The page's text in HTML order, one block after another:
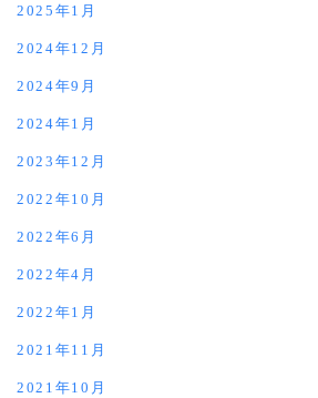
2025年1月
2024年12月
2024年9月
2024年1月
2023年12月
2022年10月
2022年6月
2022年4月
2022年1月
2021年11月
2021年10月